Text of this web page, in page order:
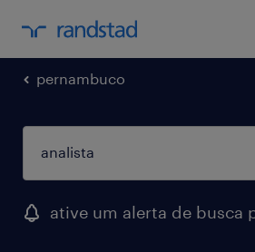
pernambuco
ative um alerta de busca